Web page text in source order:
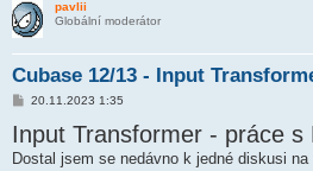
pavlii
Globální moderátor
Cubase 12/13 - Input
P
í
s
p
20.11.2023 1:35
Input Transformer - práce s
Dostal jsem se nedávno k jedné diskusi na